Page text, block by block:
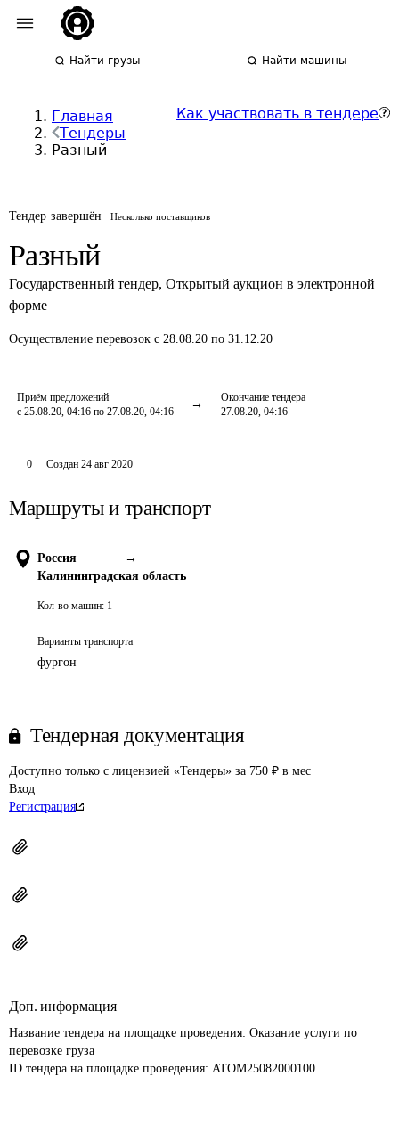
Найти грузы Найти машины
Главная
Тендеры
Разный
Как участвовать в тендере
Тендер завершён Несколько поставщиков
Разный
Государственный тендер, Открытый аукцион в электронной
форме
Осуществление перевозок с 28.08.20 по 31.12.20
Приём предложений
с 25.08.20, 04:16 по 27.08.20, 04:16
Окончание тендера
27.08.20, 04:16
0 Создан 24 авг 2020
Маршруты и транспорт
Россия
→
Калининградская область
Кол-во машин: 1
Варианты транспорта
фургон
Тендерная документация
Доступно только с лицензией «Тендеры» за 750 ₽ в мес
Вход
Регистрация
Доп. информация
Название тендера на площадке проведения: Оказание услуги по
перевозке груза
ID тендера на площадке проведения: ATOM25082000100